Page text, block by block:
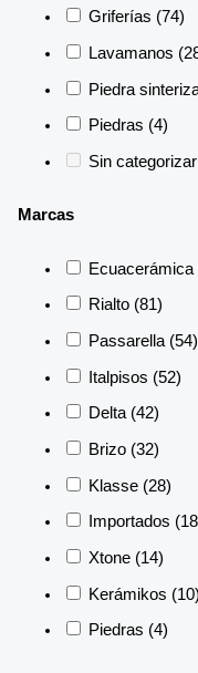
Griferías (74)
Lavamanos
Piedra
Piedras (4)
Sin categorizar
Marcas
Ecuacerámica
Rialto (81)
Passarella (54)
Italpisos (52)
Delta (42)
Brizo (32)
Klasse (28)
Importados
Xtone (14)
Kerámikos (10)
Piedras (4)